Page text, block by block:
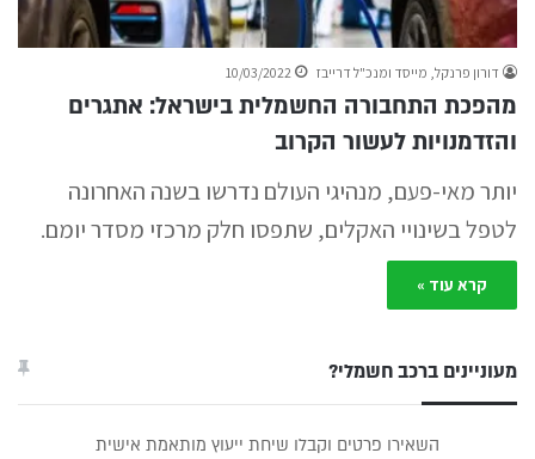
דורון פרנקל, מייסד ומנכ"ל דרייבז 10/03/2022
מהפכת התחבורה החשמלית בישראל: אתגרים
והזדמנויות לעשור הקרוב
יותר מאי-פעם, מנהיגי העולם נדרשו בשנה האחרונה
לטפל בשינויי האקלים, שתפסו חלק מרכזי מסדר יומם.
קרא עוד »
מעוניינים ברכב חשמלי?
השאירו פרטים וקבלו שיחת ייעוץ מותאמת אישית